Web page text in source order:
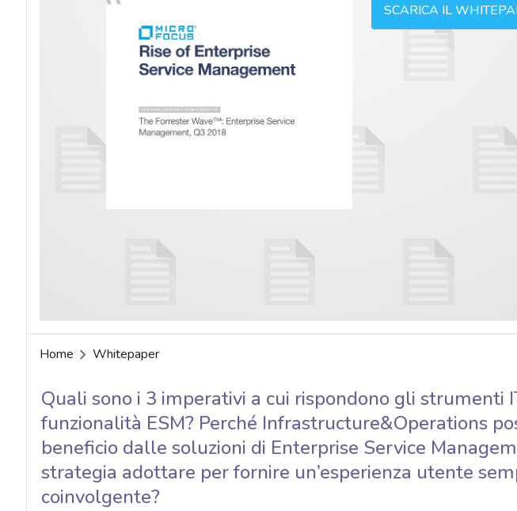
SCARICA IL
Home Whitepaper
Quali sono i 3 imperativi a cui rispondono gli strumenti
funzionalità ESM? Perché Infrastructure&Operations
beneficio dalle soluzioni di Enterprise Service
strategia adottare per fornire un’esperienza utente
coinvolgente?